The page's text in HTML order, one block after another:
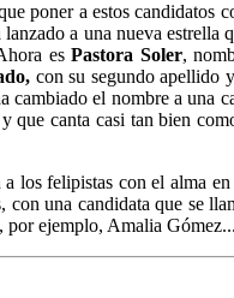
poner a estos
lanzado a una nueva estrella
esPastora Soler,
con su segundo apellido
cambiado el nombre a una
que canta casi tan bien
los felipistas con el alma
una candidata que se
por ejemplo, Amalia